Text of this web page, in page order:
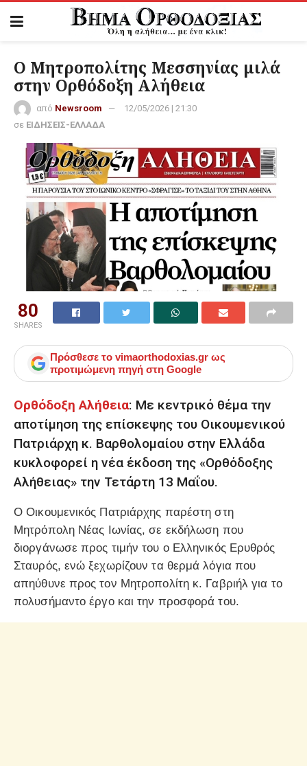
Ο Μητροπολίτης Μεσσηνίας μιλά
στην Ορθόδοξη Αλήθεια
από Newsroom
12/05/2026 | 21:30
σε ΕΙΔΗΣΕΙΣ-ΕΛΛΑΔΑ
80
SHARES
Πρόσθεσε το vimaorthodoxias.gr ως
προτιμώμενη πηγή στη Google
Ορθόδοξη Αλήθεια: Με κεντρικό θέμα την
αποτίμηση της επίσκεψης του Οικουμενικού
Πατριάρχη κ. Βαρθολομαίου στην Ελλάδα
κυκλοφορεί η νέα έκδοση της «Ορθόδοξης
Αλήθειας» την Τετάρτη 13 Μαΐου.
Ο Οικουμενικός Πατριάρχης παρέστη στη
Μητρόπολη Νέας Ιωνίας, σε εκδήλωση που
διοργάνωσε προς τιμήν του ο Ελληνικός Ερυθρός
Σταυρός, ενώ ξεχωρίζουν τα θερμά λόγια που
απηύθυνε προς τον Μητροπολίτη κ. Γαβριήλ για το
πολυσήμαντο έργο και την προσφορά του.